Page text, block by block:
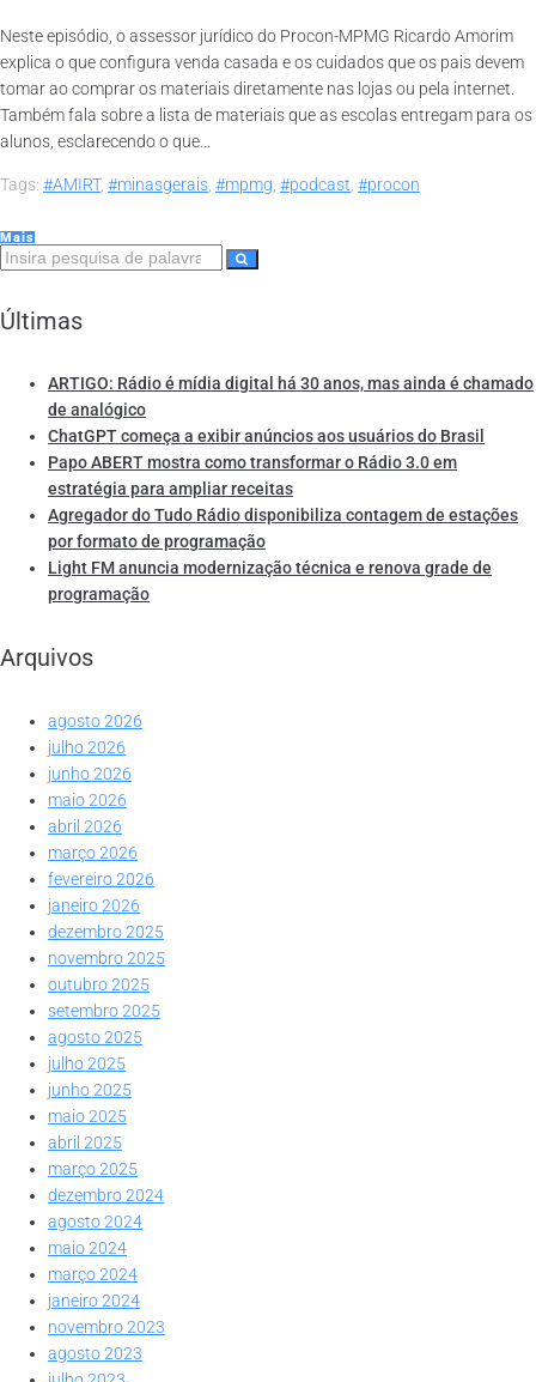
Neste episódio, o assessor jurídico do Procon-MPMG Ricardo Amorim
explica o que configura venda casada e os cuidados que os pais devem
tomar ao comprar os materiais diretamente nas lojas ou pela internet.
Também fala sobre a lista de materiais que as escolas entregam para os
alunos, esclarecendo o que...
Tags: #AMIRT, #minasgerais, #mpmg, #podcast, #procon
Mais
Últimas
ARTIGO: Rádio é mídia digital há 30 anos, mas ainda é chamado
de analógico
ChatGPT começa a exibir anúncios aos usuários do Brasil
Papo ABERT mostra como transformar o Rádio 3.0 em
estratégia para ampliar receitas
Agregador do Tudo Rádio disponibiliza contagem de estações
por formato de programação
Light FM anuncia modernização técnica e renova grade de
programação
Arquivos
agosto 2026
julho 2026
junho 2026
maio 2026
abril 2026
março 2026
fevereiro 2026
janeiro 2026
dezembro 2025
novembro 2025
outubro 2025
setembro 2025
agosto 2025
julho 2025
junho 2025
maio 2025
abril 2025
março 2025
dezembro 2024
agosto 2024
maio 2024
março 2024
janeiro 2024
novembro 2023
agosto 2023